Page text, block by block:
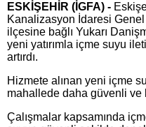
ESKİŞEHİR (İGFA) -
Kanalizasyon İdaresi
ilçesine bağlı Yukarı
yeni yatırımla içme suyu
artırdı.
Hizmete alınan yeni içme
mahallede daha güvenli ve
Çalışmalar kapsamında